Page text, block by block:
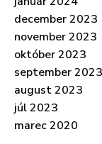
december 2023
november 2023
október 2023
september 2023
august 2023
júl 2023
marec 2020